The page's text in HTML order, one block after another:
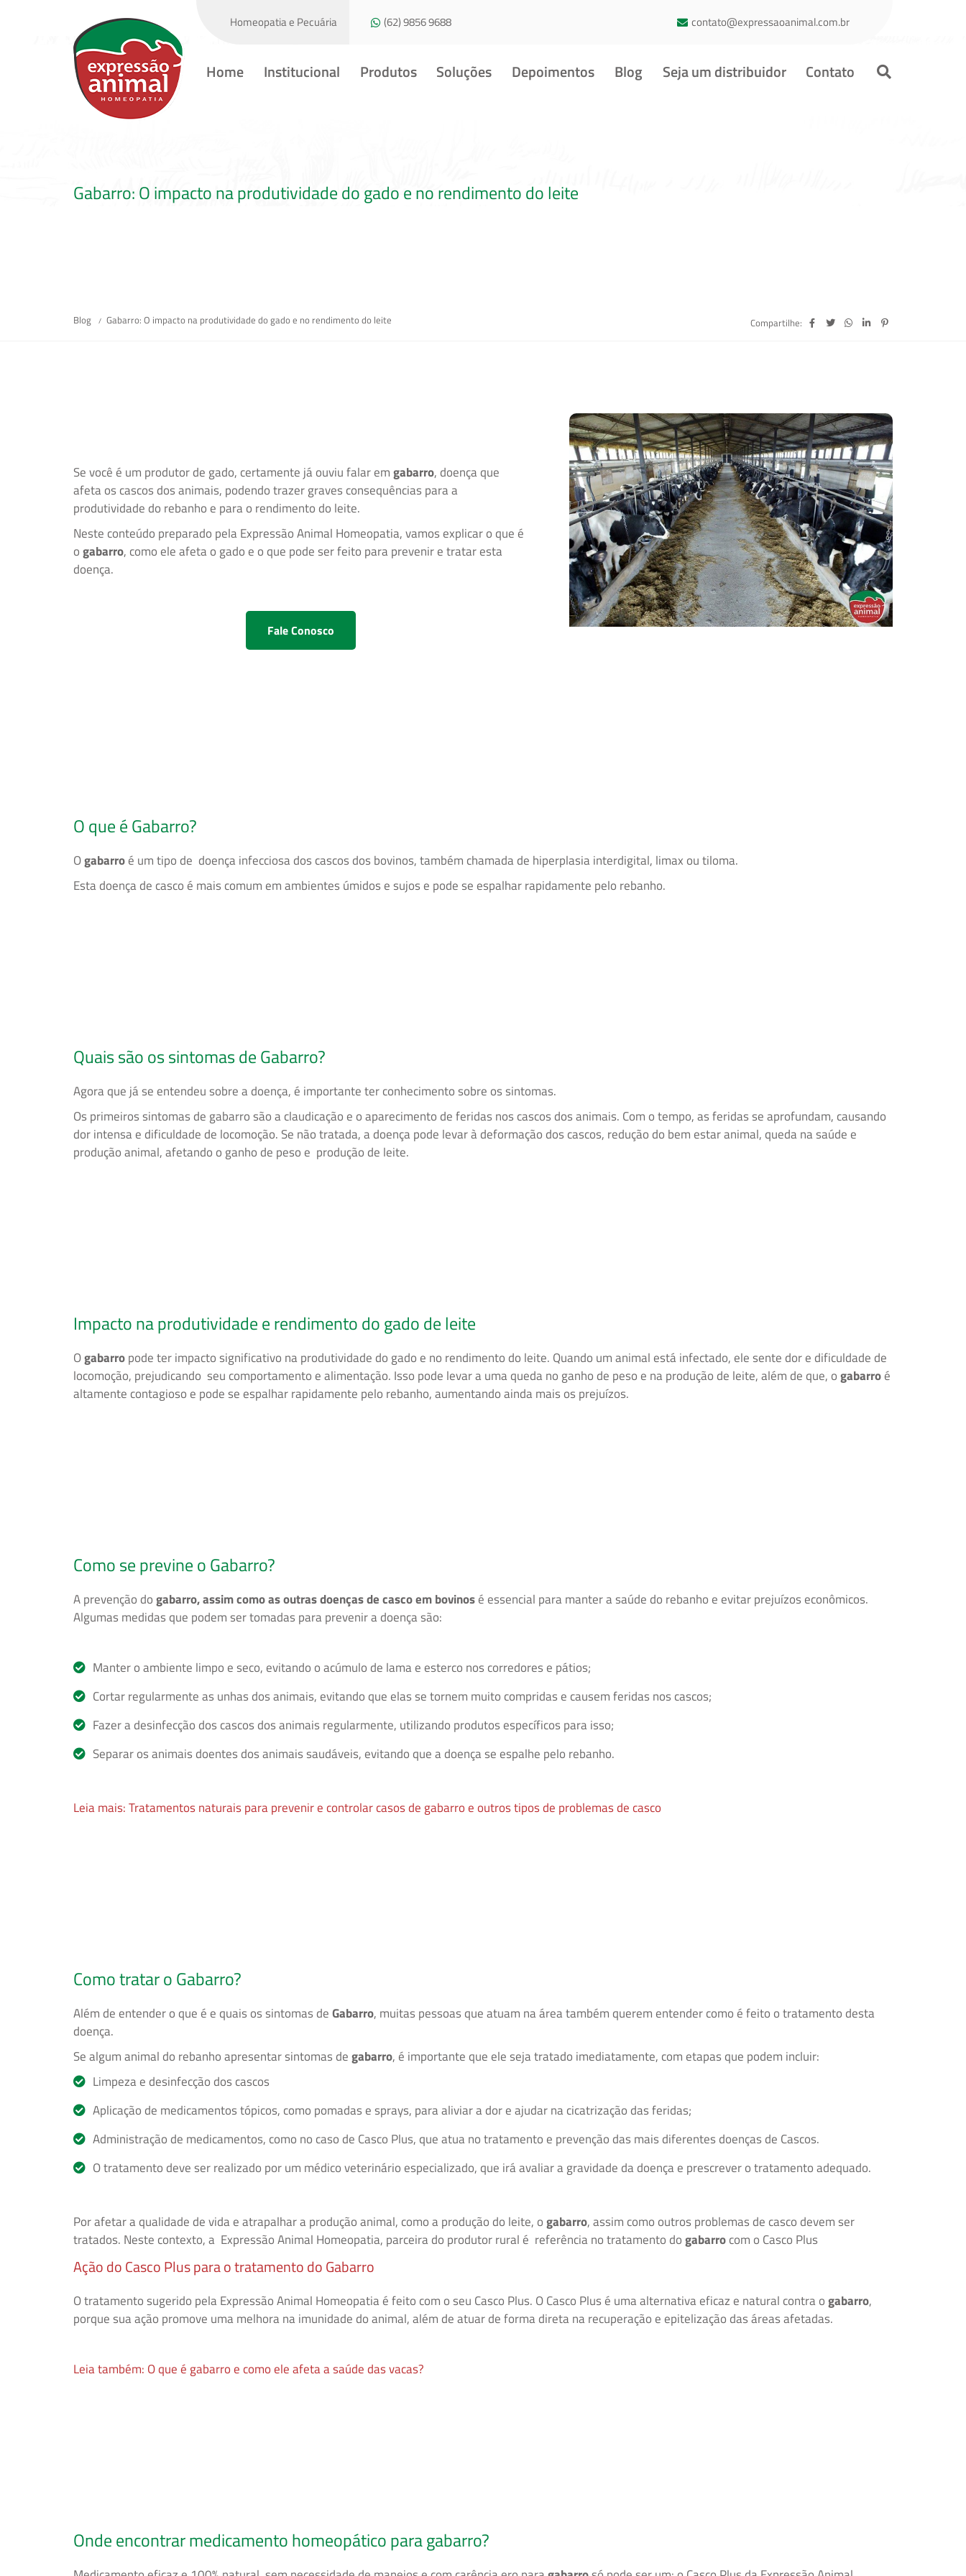
Homeopatia e Pecuária (62) 9856 9688 contato@expressaoanimal.com.br
Home Institucional Produtos Soluções Depoimentos Blog Seja um distribuidor Contato
Gabarro: O impacto na produtividade do gado e no rendimento do leite
Blog Gabarro: O impacto na produtividade do gado e no rendimento do leite Compartilhe:
Se você é um produtor de gado, certamente já ouviu falar emgabarro, doença que
afeta os cascos dos animais, podendo trazer graves consequências para a
produtividade do rebanho e para o rendimento do leite.
Neste conteúdo preparado pela Expressão Animal Homeopatia, vamos explicar o que é
ogabarro, como ele afeta o gado e o que pode ser feito para prevenir e tratar esta
doença.
Fale Conosco
O que é Gabarro?
Ogabarroé um tipo de doença infecciosa dos cascos dos bovinos, também chamada de hiperplasia interdigital, limax ou tiloma.
Esta doença de casco é mais comum em ambientes úmidos e sujos e pode se espalhar rapidamente pelo rebanho.
Quais são os sintomas de Gabarro?
Agora que já se entendeu sobre a doença, é importante ter conhecimento sobre os sintomas.
Os primeiros sintomas de gabarro são a claudicação e o aparecimento de feridas nos cascos dos animais. Com o tempo, as feridas se aprofundam, causando
dor intensa e dificuldade de locomoção. Se não tratada, a doença pode levar à deformação dos cascos, redução do bem estar animal, queda na saúde e
produção animal, afetando o ganho de peso e produção de leite.
Impacto na produtividade e rendimento do gado de leite
Ogabarropode ter impacto significativo na produtividade do gado e no rendimento do leite. Quando um animal está infectado, ele sente dor e dificuldade de
locomoção, prejudicando seu comportamento e alimentação. Isso pode levar a uma queda no ganho de peso e na produção de leite, além de que, ogabarroé
altamente contagioso e pode se espalhar rapidamente pelo rebanho, aumentando ainda mais os prejuízos.
Como se previne o Gabarro?
A prevenção dogabarro, assim como as outras doenças de casco em bovinosé essencial para manter a saúde do rebanho e evitar prejuízos econômicos.
Algumas medidas que podem ser tomadas para prevenir a doença são:
Manter o ambiente limpo e seco, evitando o acúmulo de lama e esterco nos corredores e pátios;
Cortar regularmente as unhas dos animais, evitando que elas se tornem muito compridas e causem feridas nos cascos;
Fazer a desinfecção dos cascos dos animais regularmente, utilizando produtos específicos para isso;
Separar os animais doentes dos animais saudáveis, evitando que a doença se espalhe pelo rebanho.
Leia mais: Tratamentos naturais para prevenir e controlar casos de gabarro e outros tipos de problemas de casco
Como tratar o Gabarro?
Além de entender o que é e quais os sintomas deGabarro, muitas pessoas que atuam na área também querem entender como é feito o tratamento desta
doença.
Se algum animal do rebanho apresentar sintomas degabarro, é importante que ele seja tratado imediatamente, com etapas que podem incluir:
Limpeza e desinfecção dos cascos
Aplicação de medicamentos tópicos, como pomadas e sprays, para aliviar a dor e ajudar na cicatrização das feridas;
Administração de medicamentos, como no caso de Casco Plus, que atua no tratamento e prevenção das mais diferentes doenças de Cascos.
O tratamento deve ser realizado por um médico veterinário especializado, que irá avaliar a gravidade da doença e prescrever o tratamento adequado.
Por afetar a qualidade de vida e atrapalhar a produção animal, como a produção do leite, ogabarro, assim como outros problemas de casco devem ser
tratados. Neste contexto, a Expressão Animal Homeopatia, parceira do produtor rural é referência no tratamento dogabarrocom o Casco Plus
Ação do Casco Plus para o tratamento do Gabarro
O tratamento sugerido pela Expressão Animal Homeopatia é feito com o seu Casco Plus. O Casco Plus é uma alternativa eficaz e natural contra ogabarro,
porque sua ação promove uma melhora na imunidade do animal, além de atuar de forma direta na recuperação e epitelização das áreas afetadas.
Leia também: O que é gabarro e como ele afeta a saúde das vacas?
Onde encontrar medicamento homeopático para gabarro?